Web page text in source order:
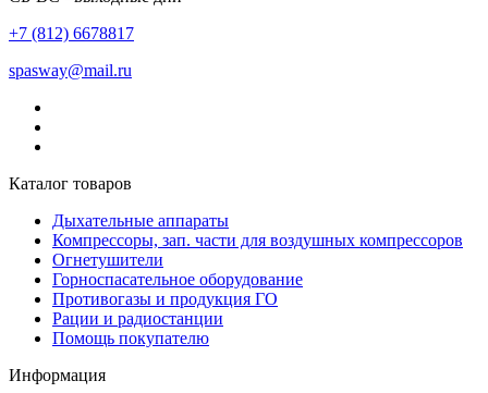
+7 (812) 6678817
spasway@mail.ru
Каталог товаров
Дыхательные аппараты
Компрессоры, зап. части для воздушных компрессоров
Огнетушители
Горноспасательное оборудование
Противогазы и продукция ГО
Рации и радиостанции
Помощь покупателю
Информация